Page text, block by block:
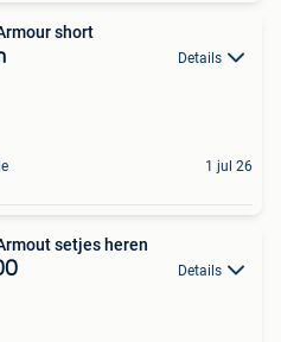
short
Details
1 jul 26
setjes heren
Details